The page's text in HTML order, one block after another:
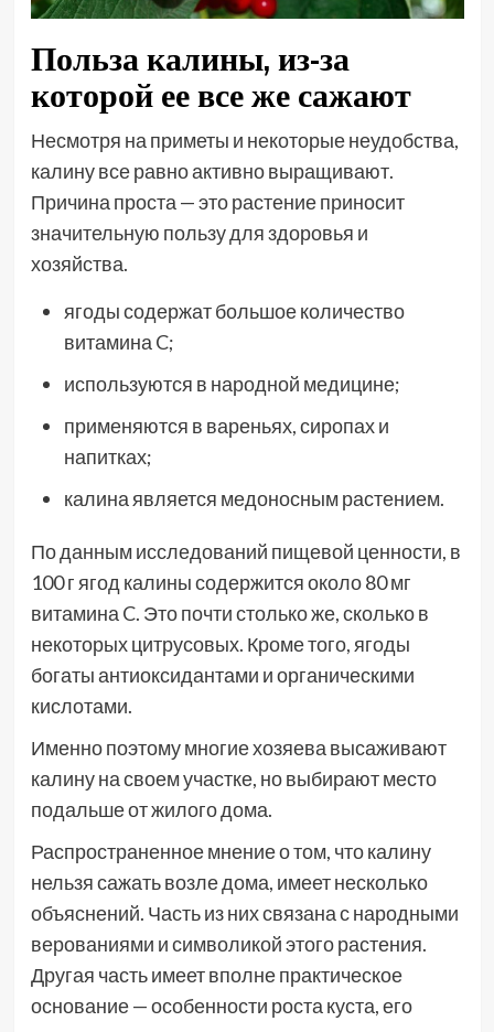
Польза калины, из-за
которой ее все же сажают
Несмотря на приметы и некоторые неудобства,
калину все равно активно выращивают.
Причина проста — это растение приносит
значительную пользу для здоровья и
хозяйства.
ягоды содержат большое количество
витамина C;
используются в народной медицине;
применяются в вареньях, сиропах и
напитках;
калина является медоносным растением.
По данным исследований пищевой ценности, в
100 г ягод калины содержится около 80 мг
витамина C. Это почти столько же, сколько в
некоторых цитрусовых. Кроме того, ягоды
богаты антиоксидантами и органическими
кислотами.
Именно поэтому многие хозяева высаживают
калину на своем участке, но выбирают место
подальше от жилого дома.
Распространенное мнение о том, что калину
нельзя сажать возле дома, имеет несколько
объяснений. Часть из них связана с народными
верованиями и символикой этого растения.
Другая часть имеет вполне практическое
основание — особенности роста куста, его